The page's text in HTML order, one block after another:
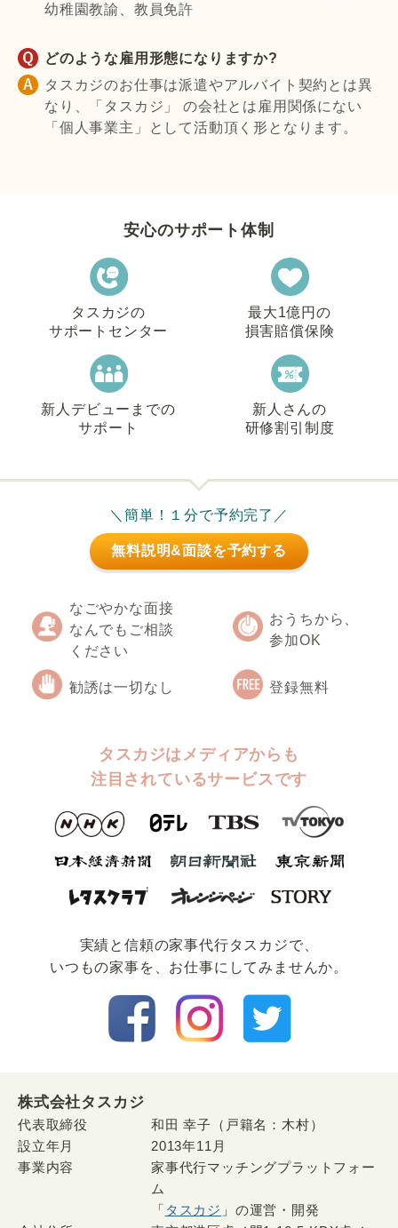
幼稚園教諭、教員免許
どのような雇用形態になりますか?
タスカジのお仕事は派遣やアルバイト契約とは異
なり、「タスカジ」 の会社とは雇用関係にない
「個人事業主」として活動頂く形となります。
安心のサポート体制
タスカジの
サポートセンター
最大1億円の
損害賠償保険
新人デビューまでの
サポート
新人さんの
研修割引制度
＼簡単！１分で予約完了／
無料説明&面談を予約する
なごやかな面接
なんでもご相談
ください
おうちから、
参加OK
勧誘は一切なし 登録無料
タスカジはメディアからも
注目されているサービスです
実績と信頼の家事代⾏タスカジで、
いつもの家事を、お仕事にしてみませんか。
株式会社タスカジ
代表取締役
和田 幸子（戸籍名：木村）
設立年月
2013年11月
事業内容
家事代行マッチングプラットフォー
ム
「 タスカジ 」の運営・開発